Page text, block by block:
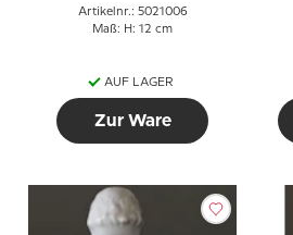
Artikelnr.: 5021006
Maß: H: 12 cm
AUF LAGER
Zur Ware